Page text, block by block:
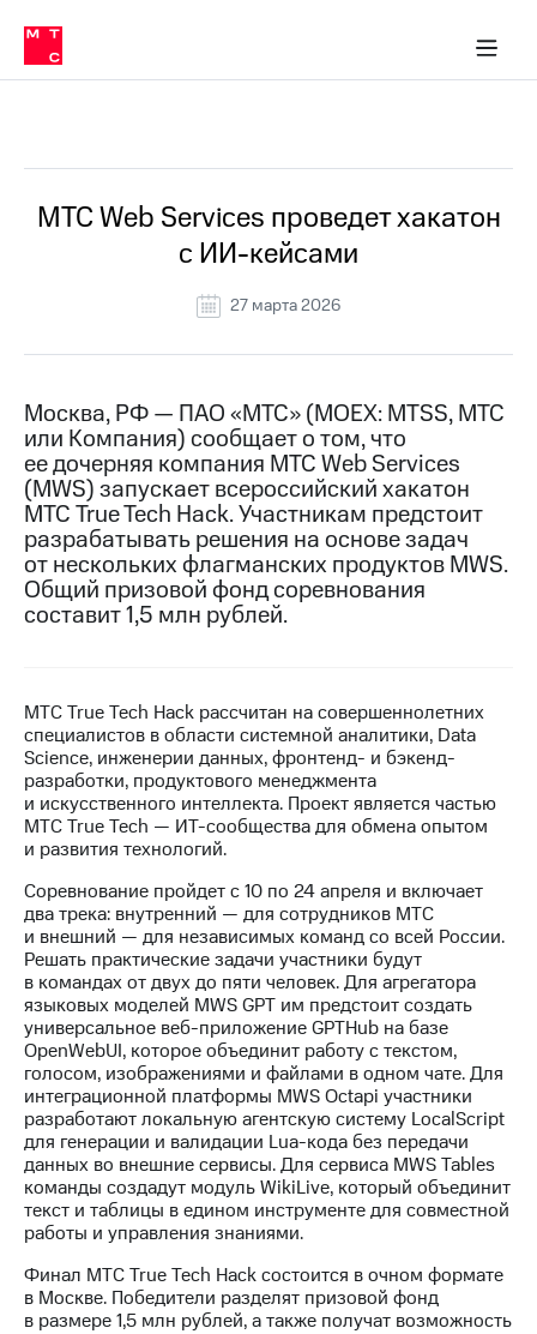
Медиа-центр
и акционерам
Устойчивое развитие
Комплаенс и деловая этика
компании
Карьера
История
компании
Руководство
Контакты
Медиа-центр
Пресс-
релизы
МТС
о технологиях
Финансовая
отчетность
Контакты
Пригласить
и акционерам
Корпоративное
управление
Корпоративный
секретарь
Раскрытие
информации
Информация
акционерам
Документы
ПАО
"МТС"
Собрания
акционеров
Личный
кабинет
акционера
в МТС
Пресс-
релизы
о технологиях
МТС Web Services проведет хакатон
с ИИ-кейсами
27 марта 2026
Москва, РФ — ПАО «МТС» (MOEX: MTSS, МТС
или Компания) сообщает о том, что
ее дочерняя компания МТС Web Services
(MWS) запускает всероссийский хакатон
МТС True Tech Hack. Участникам предстоит
разрабатывать решения на основе задач
от нескольких флагманских продуктов MWS.
Общий призовой фонд соревнования
составит 1,5 млн рублей.
МТС True Tech Hack рассчитан на совершеннолетних
специалистов в области системной аналитики, Data
Science, инженерии данных, фронтенд- и бэкенд-
разработки, продуктового менеджмента
и искусственного интеллекта. Проект является частью
МТС True Tech — ИТ-сообщества для обмена опытом
и развития технологий.
Соревнование пройдет с 10 по 24 апреля и включает
два трека: внутренний — для сотрудников МТС
и внешний — для независимых команд со всей России.
Решать практические задачи участники будут
в командах от двух до пяти человек. Для агрегатора
языковых моделей MWS GPT им предстоит создать
универсальное веб-приложение GPTHub на базе
OpenWebUI, которое объединит работу с текстом,
голосом, изображениями и файлами в одном чате. Для
интеграционной платформы MWS Octapi участники
разработают локальную агентскую систему LocalScript
для генерации и валидации Lua-кода без передачи
данных во внешние сервисы. Для сервиса MWS Tables
команды создадут модуль WikiLive, который объединит
текст и таблицы в едином инструменте для совместной
работы и управления знаниями.
Финал МТС True Tech Hack состоится в очном формате
в Москве. Победители разделят призовой фонд
в размере 1,5 млн рублей, а также получат возможность